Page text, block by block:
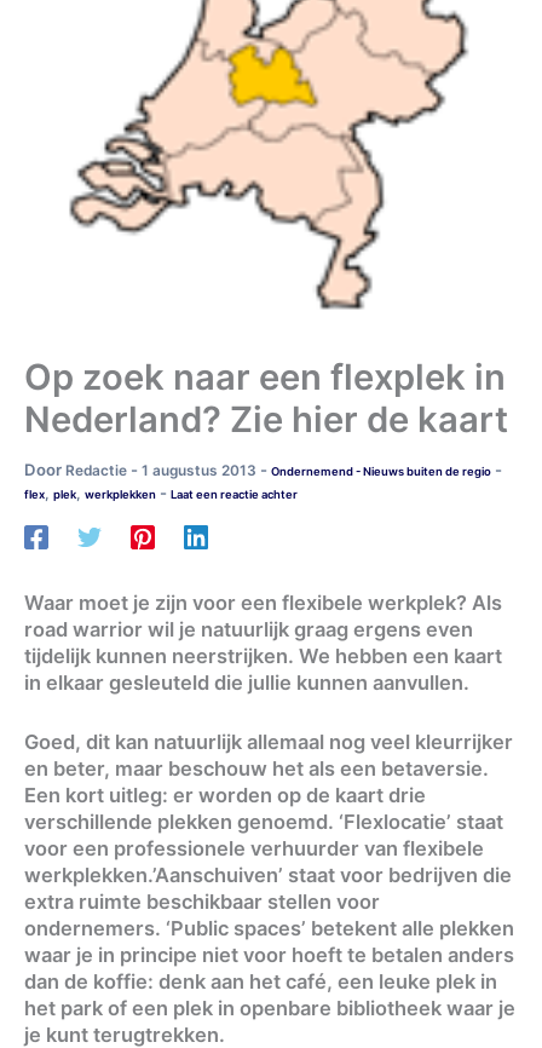
Op zoek naar een flexplek in
Nederland? Zie hier de kaart
Door Redactie - 1 augustus 2013 - Ondernemend - Nieuws buiten de regio -
flex, plek, werkplekken - Laat een reactie achter
Waar moet je zijn voor een flexibele werkplek? Als
road warrior wil je natuurlijk graag ergens even
tijdelijk kunnen neerstrijken. We hebben een kaart
in elkaar gesleuteld die jullie kunnen aanvullen.
Goed, dit kan natuurlijk allemaal nog veel kleurrijker
en beter, maar beschouw het als een betaversie.
Een kort uitleg: er worden op de kaart drie
verschillende plekken genoemd. ‘Flexlocatie’ staat
voor een professionele verhuurder van flexibele
werkplekken.’Aanschuiven’ staat voor bedrijven die
extra ruimte beschikbaar stellen voor
ondernemers. ‘Public spaces’ betekent alle plekken
waar je in principe niet voor hoeft te betalen anders
dan de koffie: denk aan het café, een leuke plek in
het park of een plek in openbare bibliotheek waar je
je kunt terugtrekken.